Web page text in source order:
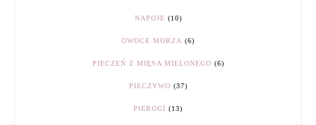
NAPOJE (10)
OWOCE MORZA (6)
PIECZEŃ Z MIĘSA MIELONEGO (6)
PIECZYWO (37)
PIEROGI (13)